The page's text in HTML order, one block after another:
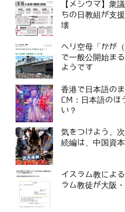
【メシウマ】衆
ちの日教組が支
壊
ヘリ空母「かが
で一般公開始ま
ようです
香港で日本語の
CM：日本語のほ
い？
気をつけよう、
続編は、中国資
イスラム教によ
ラム教徒が大阪